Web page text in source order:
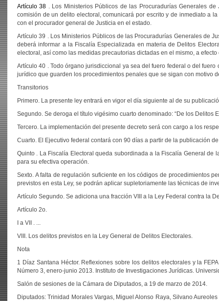
Artículo 38 . Los Ministerios Públicos de las Procuradurías Generales
comisión de un delito electoral, comunicará por escrito y de inmediato a
con el procurador general de Justicia en el estado.
Artículo 39 . Los Ministerios Públicos de las Procuradurías Generales de
deberá informar a la Fiscalía Especializada en materia de Delitos
electoral, así como las medidas precautorias dictadas en el mismo, a
Artículo 40 . Todo órgano jurisdiccional ya sea del fuero federal o del
jurídico que guarden los procedimientos penales que se sigan con motivo
Transitorios
Primero. La presente ley entrará en vigor el día siguiente al de su
Segundo. Se deroga el título vigésimo cuarto denominado: “De los
Tercero. La implementación del presente decreto será con cargo a los
Cuarto. El Ejecutivo federal contará con 90 días a partir de la publicación
Quinto . La Fiscalía Electoral queda subordinada a la Fiscalía General
para su efectiva operación.
Sexto. A falta de regulación suficiente en los códigos de procedimientos
previstos en esta Ley, se podrán aplicar supletoriamente las técnicas de
Artículo Segundo. Se adiciona una fracción VIII a la Ley Federal contra la
Artículo 2o.
I a VII . ...
VIII. Los delitos previstos en la Ley General de Delitos Electorales.
Nota
1 Díaz Santana Héctor. Reflexiones sobre los delitos electorales y la
Número 3, enero-junio 2013. Instituto de Investigaciones Jurídicas.
Salón de sesiones de la Cámara de Diputados, a 19 de marzo de 2014.
Diputados: Trinidad Morales Vargas, Miguel Alonso Raya, Silvano